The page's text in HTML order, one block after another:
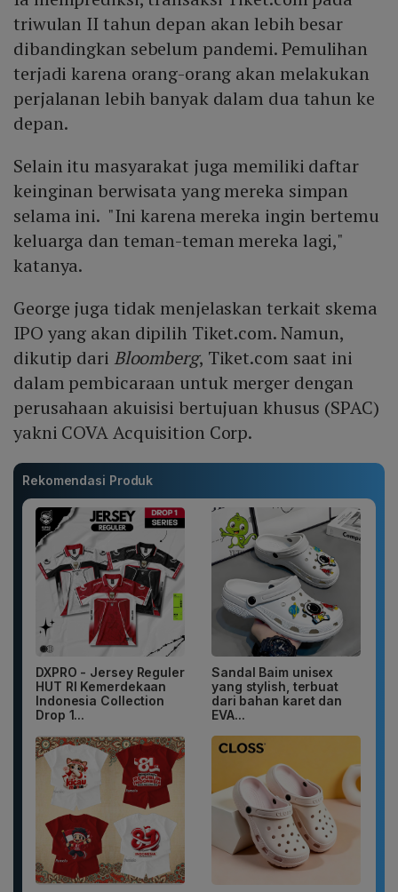
triwulan II tahun depan akan lebih besar
dibandingkan sebelum pandemi. Pemulihan
terjadi karena orang-orang akan melakukan
perjalanan lebih banyak dalam dua tahun ke
depan.
Selain itu masyarakat juga memiliki daftar
keinginan berwisata yang mereka simpan
selama ini. "Ini karena mereka ingin bertemu
keluarga dan teman-teman mereka lagi,"
katanya.
George juga tidak menjelaskan terkait skema
IPO yang akan dipilih Tiket.com. Namun,
dikutip dari Bloomberg, Tiket.com saat ini
dalam pembicaraan untuk merger dengan
perusahaan akuisisi bertujuan khusus (SPAC)
yakni COVA Acquisition Corp.
Rekomendasi Produk
DXPRO - Jersey Reguler
HUT RI Kemerdekaan
Indonesia Collection
Drop 1...
Sandal Baim unisex
yang stylish, terbuat
dari bahan karet dan
EVA...